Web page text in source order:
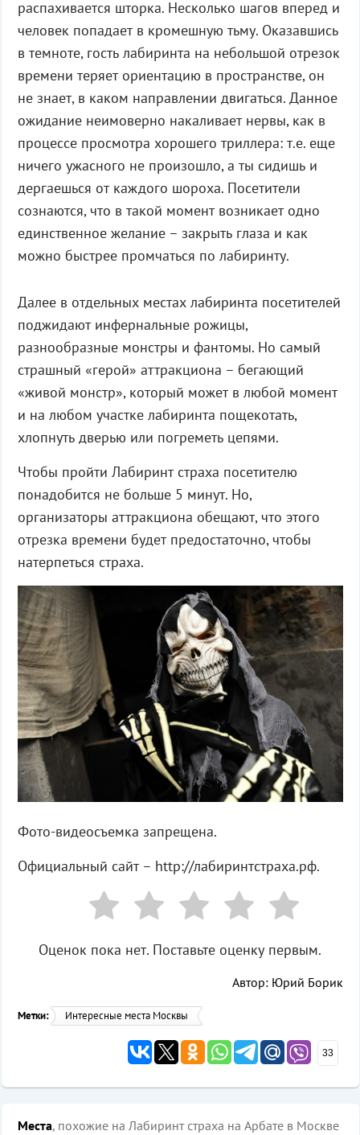
распахивается шторка. Несколько шагов вперед и
человек попадает в кромешную тьму. Оказавшись
в темноте, гость лабиринта на небольшой отрезок
времени теряет ориентацию в пространстве, он
не знает, в каком направлении двигаться. Данное
ожидание неимоверно накаливает нервы, как в
процессе просмотра хорошего триллера: т.е. еще
ничего ужасного не произошло, а ты сидишь и
дергаешься от каждого шороха. Посетители
сознаются, что в такой момент возникает одно
единственное желание – закрыть глаза и как
можно быстрее промчаться по лабиринту.
Далее в отдельных местах лабиринта посетителей
поджидают инфернальные рожицы,
разнообразные монстры и фантомы. Но самый
страшный «герой» аттракциона – бегающий
«живой монстр», который может в любой момент
и на любом участке лабиринта пощекотать,
хлопнуть дверью или погреметь цепями.
Чтобы пройти Лабиринт страха посетителю
понадобится не больше 5 минут. Но,
организаторы аттракциона обещают, что этого
отрезка времени будет предостаточно, чтобы
натерпеться страха.
Фото-видеосъемка запрещена.
Официальный сайт – http://лабиринтстраха.рф.
Оценок пока нет. Поставьте оценку первым.
Автор: Юрий Борик
Метки: Интересные места Москвы
33
Места, похожие на Лабиринт страха на Арбате в Москве